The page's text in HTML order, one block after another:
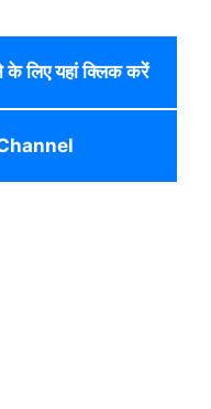
के लिए यहां क्लिक करें